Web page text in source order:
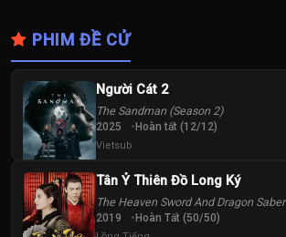
34
Tập
37
Tập
38
40
Tập
PHIM ĐỀ CỬ
Người Cát 2
The Sandman (Season 2)
2025 Hoàn tất (12/12)
Vietsub
Tân Ỷ Thiên Đồ Long Ký
The Heaven Sword And Dragon Saber
2019 Hoàn Tất (50/50)